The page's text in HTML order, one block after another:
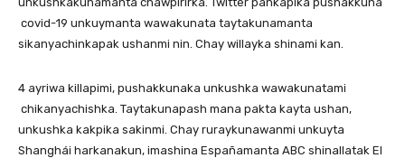
covid-19 unkuymanta wawakunata taytakunamanta
sikanyachinkapak ushanmi nin. Chay willayka shinami kan.
4 ayriwa killapimi, pushakkunaka unkushka wawakunatami
chikanyachishka. Taytakunapash mana pakta kayta ushan,
unkushka kakpika sakinmi. Chay ruraykunawanmi unkuyta
Shanghái harkanakun, imashina Españamanta ABC shinallatak El